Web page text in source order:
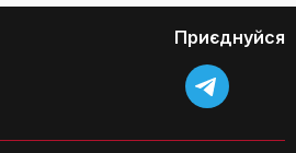
знімну
окремо?
Приєднуйся